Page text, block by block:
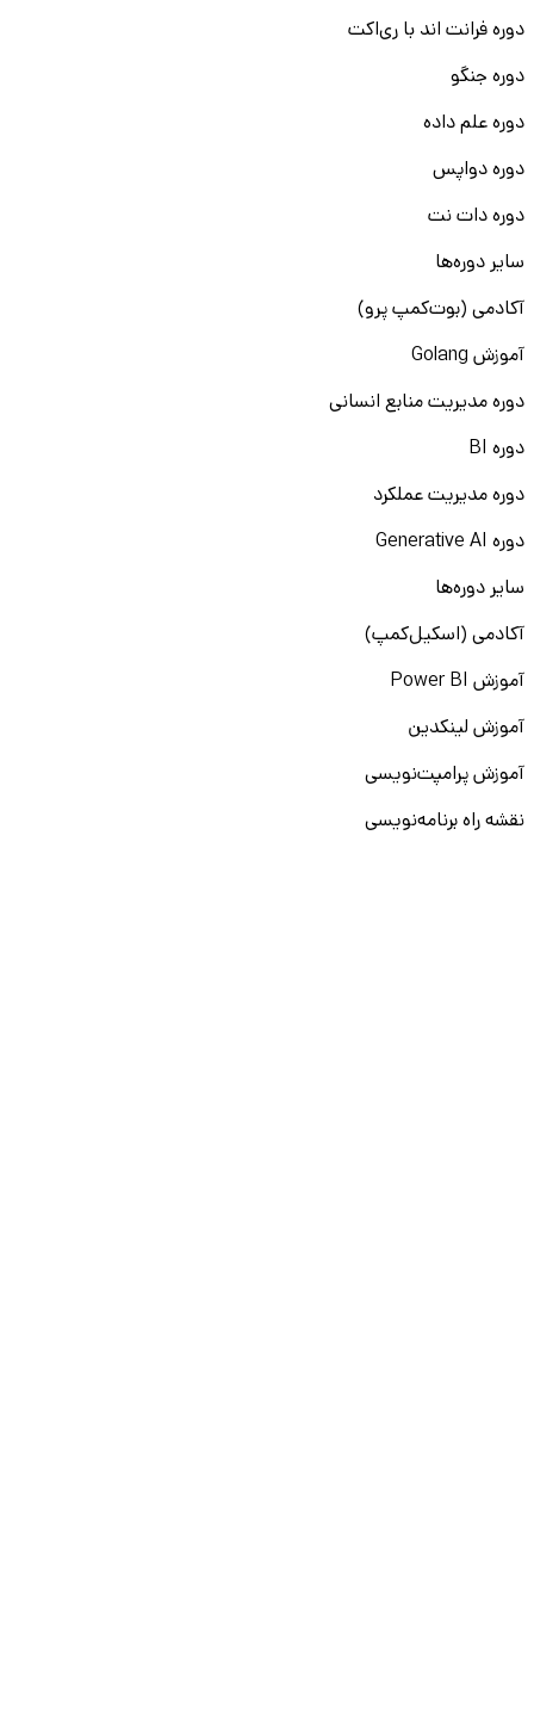
دوره فرانت اند با ری‌اکت
دوره جنگو
دوره علم داده
دوره دواپس
دوره دات نت
سایر دوره‌ها
آکادمی (بوت‌کمپ پرو)
آموزش Golang
دوره مدیریت منابع انسانی
دوره BI
دوره مدیریت عملکرد
دوره Generative AI
سایر دوره‌ها
آکادمی (اسکیل‌کمپ)
آموزش Power BI
آموزش لینکدین
آموزش پرامپت‌نویسی
نقشه راه برنامه‌نویسی